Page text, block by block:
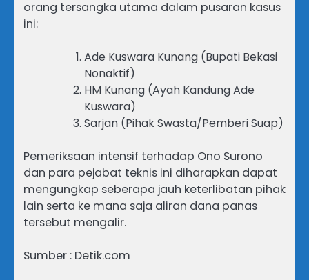
orang tersangka utama dalam pusaran kasus
ini:
Ade Kuswara Kunang (Bupati Bekasi
Nonaktif)
HM Kunang (Ayah Kandung Ade
Kuswara)
Sarjan (Pihak Swasta/Pemberi Suap)
Pemeriksaan intensif terhadap Ono Surono
dan para pejabat teknis ini diharapkan dapat
mengungkap seberapa jauh keterlibatan pihak
lain serta ke mana saja aliran dana panas
tersebut mengalir.
Sumber : Detik.com